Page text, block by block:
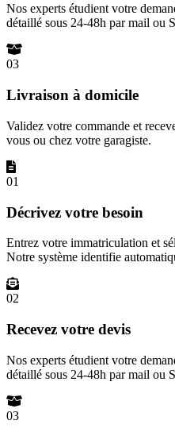
Nos experts étudient votre
détaillé sous 24-48h par mail ou
03
Livraison à domicile
Validez votre commande et
vous ou chez votre garagiste.
01
Décrivez votre besoin
Entrez votre immatriculation et
Notre système identifie
02
Recevez votre devis
Nos experts étudient votre
détaillé sous 24-48h par mail ou
03